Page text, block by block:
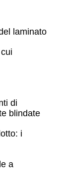
laminato
di
blindate
i
a